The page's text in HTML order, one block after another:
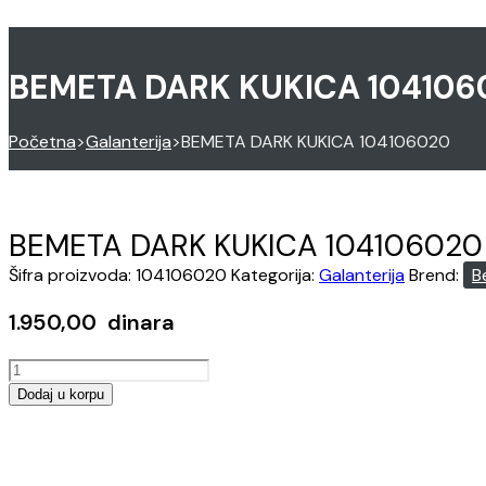
BEMETA DARK KUKICA
Početna>Galanterija>BEMETA DARK KUKICA 104106020
BEMETA DARK KUKICA 104106020
Šifra proizvoda: 104106020 Kategorija: GalanterijaBrend:
1.950,00 dinara
BEMETA
DARK
Dodaj u korpu